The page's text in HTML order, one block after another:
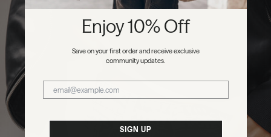
Enjoy 10% Off
Save on your first order and receive exclusive
community updates.
SIGN UP